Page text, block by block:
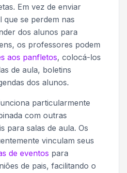
Em vez de enviar
que se perdem nas
dos alunos para
os professores podem
aos panfletos, colocá-los
de aula, boletins
dos alunos.
particularmente
com outras
para salas de aula. Os
vinculam seus
de eventos para
de pais, facilitando o